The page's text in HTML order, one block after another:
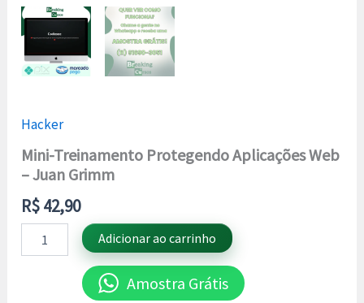
Hacker
Mini-Treinamento Protegendo Aplicações Web
– Juan Grimm
R$42,90
Adicionar ao carrinho
Amostra Grátis